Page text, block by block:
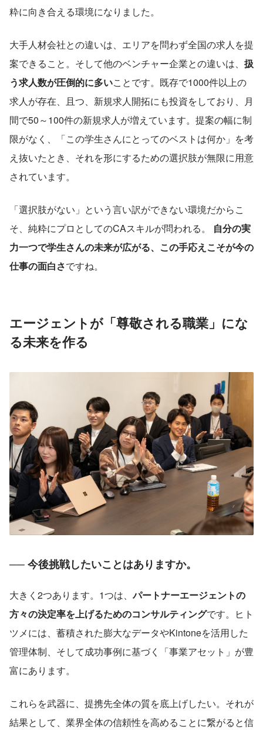
粋に向き合える環境になりました。
大手人材会社との違いは、エリアを問わず全国の求人を提
案できること。そして他のベンチャー企業との違いは、 扱
う求人数が圧倒的に多いことです。既存で1000件以上の
求人が存在、且つ、新規求人開拓にも投資をしており、月
間で50～100件の新規求人が増えています。提案の幅に制
限がなく、「この学生さんにとってのベストは何か」を考
え抜いたとき、それを形にするための選択肢が無限に用意
されています。
「選択肢がない」という言い訳ができない環境だからこ
そ、純粋にプロとしてのCAスキルが問われる。 自分の実
力一つで学生さんの未来が広がる、この手応えこそが今の
仕事の面白さですね。
エージェントが「尊敬される職業」にな
る未来を作る
── 今後挑戦したいことはありますか。
大きく2つあります。1つは、パートナーエージェントの
方々の決定率を上げるためのコンサルティングです。ヒト
ツメには、蓄積された膨大なデータやKintoneを活用した
管理体制、そして成功事例に基づく「事業アセット」が豊
富にあります。
これらを武器に、提携先全体の質を底上げしたい。それが
結果として、業界全体の信頼性を高めることに繋がると信